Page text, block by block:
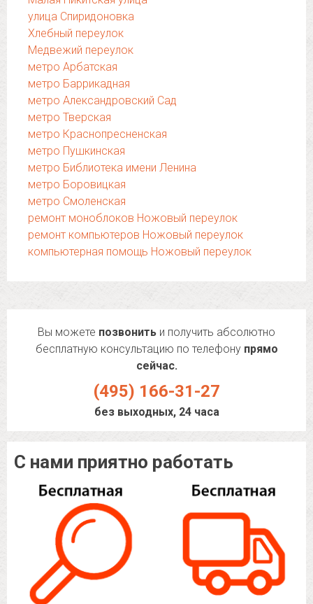
улица Спиридоновка
Хлебный переулок
Медвежий переулок
метро Арбатская
метро Баррикадная
метро Александровский Сад
метро Тверская
метро Краснопресненская
метро Пушкинская
метро Библиотека имени Ленина
метро Боровицкая
метро Смоленская
ремонт моноблоков Ножовый переулок
ремонт компьютеров Ножовый переулок
компьютерная помощь Ножовый переулок
Вы можете позвонить и получить абсолютно
бесплатную консультацию по телефону прямо
сейчас.
(495) 166-31-27
без выходных, 24 часа
С нами приятно работать